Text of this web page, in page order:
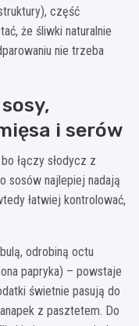
część
że śliwki naturalnie
nie trzeba
i serów
łączy słodycz z
sosów najlepiej nadają
łatwiej kontrolować,
odrobiną octu
papryka) – powstaje
świetnie pasują do
z pasztetem. Do